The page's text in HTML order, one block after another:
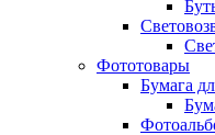
Фототовары
Бумага